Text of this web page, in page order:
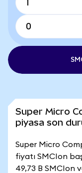
Super Micro
piyasa son
Super Micro
fiyatı SMCIon
49,73 B SMCIon